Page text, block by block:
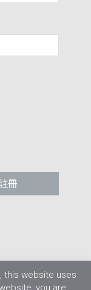
冊
this website uses